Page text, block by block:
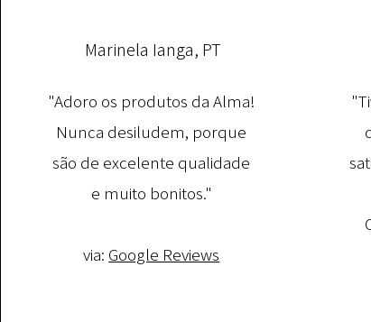
Marinela Ianga, PT
"Adoro os produtos da Alma!
Nunca desiludem, porque
são de excelente qualidade
e muito bonitos."
via: Google Reviews